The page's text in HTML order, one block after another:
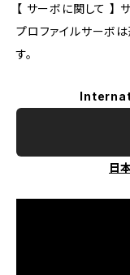
【 サーボに関して 】
プロファイルサーボ
す。
日